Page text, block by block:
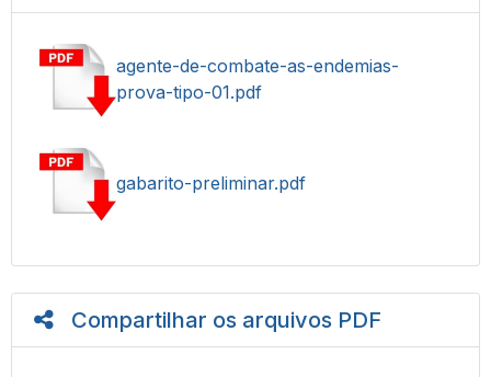
agente-de-combate-as-endemias-
prova-tipo-01.pdf
gabarito-preliminar.pdf
Compartilhar os arquivos PDF